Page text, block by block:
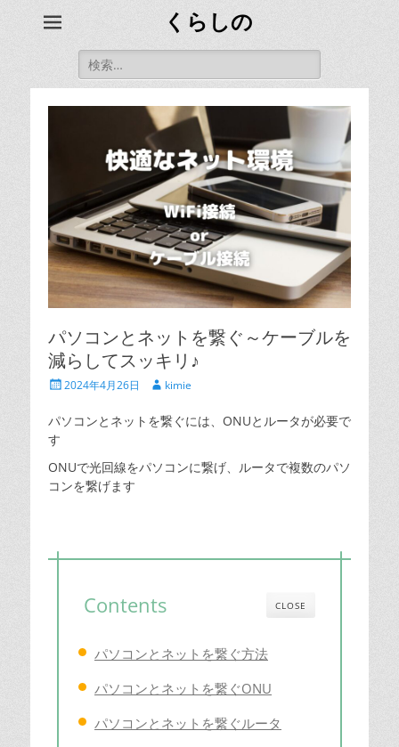
くらしの
検
索:
パソコンとネットを繋ぐ～ケーブルを
減らしてスッキリ♪
投
日
2024年4月26日
投
者
kimie
パソコンとネットを繋ぐには、ONUとルータが必要で
す
ONUで光回線をパソコンに繋げ、ルータで複数のパソ
コンを繋げます
CLOSE
Contents
パソコンとネットを繋ぐ方法
パソコンとネットを繋ぐONU
パソコンとネットを繋ぐルータ